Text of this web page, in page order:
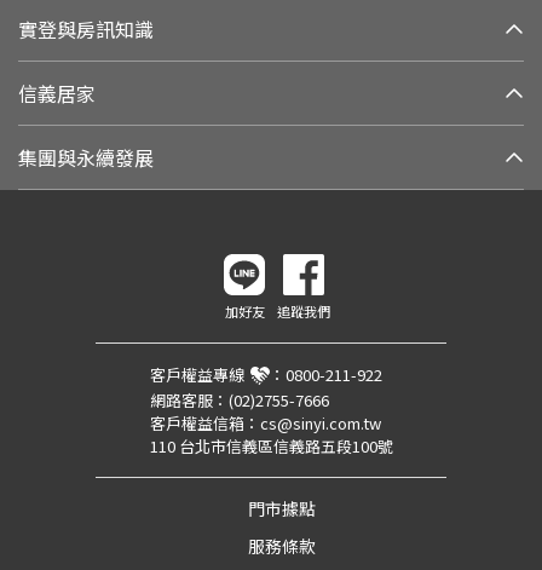
實登與房訊知識
信義居家
集團與永續發展
加好友 追蹤我們
客戶權益專線 ： 0800-211-922
網路客服： (02)2755-7666
客戶權益信箱： cs@sinyi.com.tw
110 台北市信義區信義路五段100號
門市據點
服務條款